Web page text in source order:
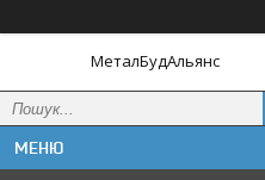
МеталБудАльянс